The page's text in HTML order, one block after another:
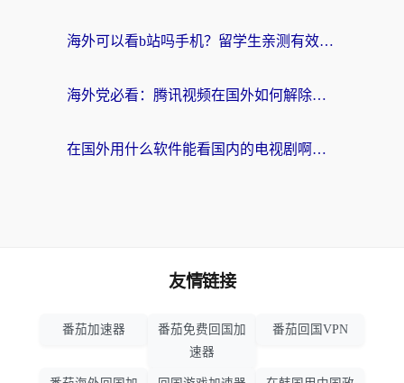
海外可以看b站吗手机？留学生亲测有效的回国加速指南
海外党必看：腾讯视频在国外如何解除地域限制？附优酷咪咕使用指南
在国外用什么软件能看国内的电视剧啊？留学生亲测有效的回国加速方案
友情链接
番茄加速器
番茄免费回国加
速器
番茄回国VPN